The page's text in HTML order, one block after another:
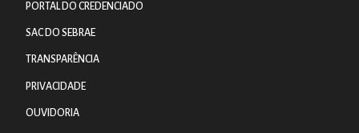
PORTAL DO CREDENCIADO
SAC DO SEBRAE
TRANSPARÊNCIA
PRIVACIDADE
OUVIDORIA